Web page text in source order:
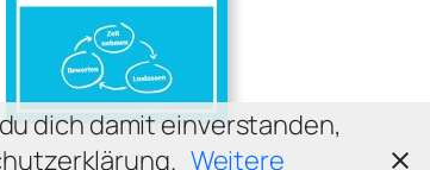
dich damit einverstanden,
Weitere